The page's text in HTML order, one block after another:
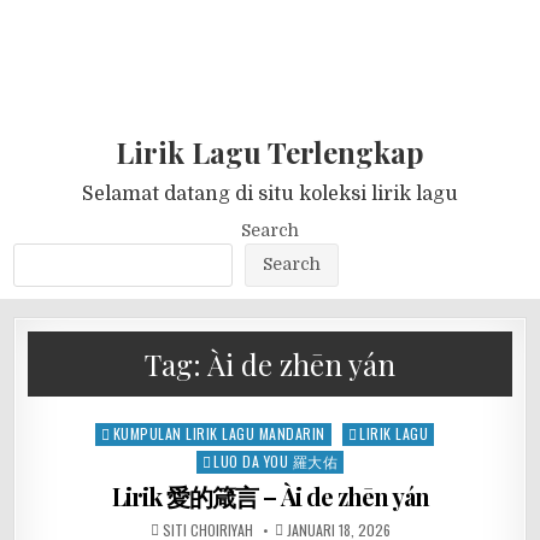
Lirik Lagu Terlengkap
Selamat datang di situ koleksi lirik lagu
Search
Search
Tag: Ài de zhēn yán
Posted
KUMPULAN LIRIK LAGU MANDARIN
LIRIK LAGU
LUO DA YOU 羅大佑
Lirik 愛的箴言 – Ài de zhēn yán
SITI CHOIRIYAH JANUARI 18, 2026